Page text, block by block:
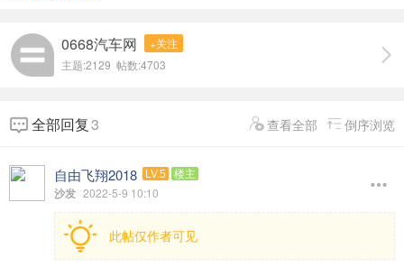
0668汽车网
+关注
主题:2129 帖数:4703
全部回复3 查看全部 倒序浏览
自由飞翔2018 LV.5 楼主
沙发 2022-5-9 10:10
此帖仅作者可见